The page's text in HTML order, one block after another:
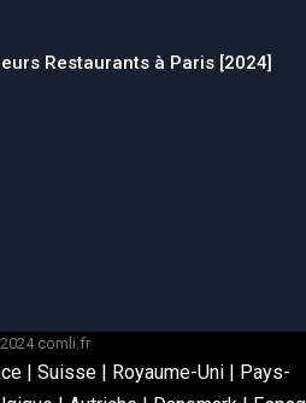
Restaurants à Paris [2024]
comli.fr
| Suisse | Royaume-Uni | Pays-